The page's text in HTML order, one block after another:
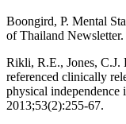
Boongird, P. Mental
of Thailand
Rikli, R.E., Jones, C.J.
referenced clinically
physical independence
2013;53(2):255-67.